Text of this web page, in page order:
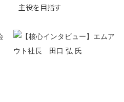
主役を目指す